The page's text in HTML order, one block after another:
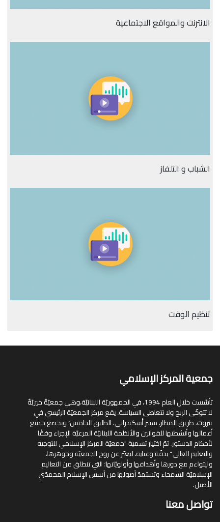
الانترنت والمواقع الاجتماعية
الشباب و التلفاز
تنظيم الوقت
جمعية المركز الإسلامي
تأسّست خلال العام 1994، في الجمهوريّة اللبنانيّة،وهي جمعيّةٌ خيريّةٌ
لا تتوخّى الربح ولا تتعاطى السياسة. يقع مركز الجمعيّة الرئيسي في
بيروت، طريق المطار، سنتر أسكندراني، الطابق الخامس؛ وتخضع جميع
أعمالها وأنشطتها للقوانين والأنظمة اللبنانيّة المرعيّة الإجراء وفقًا
لأحكام الدستور. تمّ اختيار تسمية "جمعيّة المركز الإسلامي للتوجيه
والتعليم العالي" بدقّة وعناية، ليعبّر عن روح الجمعيّة وجوهرها،
وليتواءم مع دورها وأهدافها وأولويّاتها؛ التي تنطلق من التعاليم
الإسلاميّة السمحاء وتستمدّ أصولها من أسس الإسلام المحمدّي
الأصيل.
تواصل معنا